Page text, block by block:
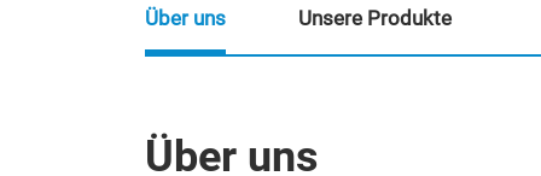
Über uns
Über uns Unsere Produkte